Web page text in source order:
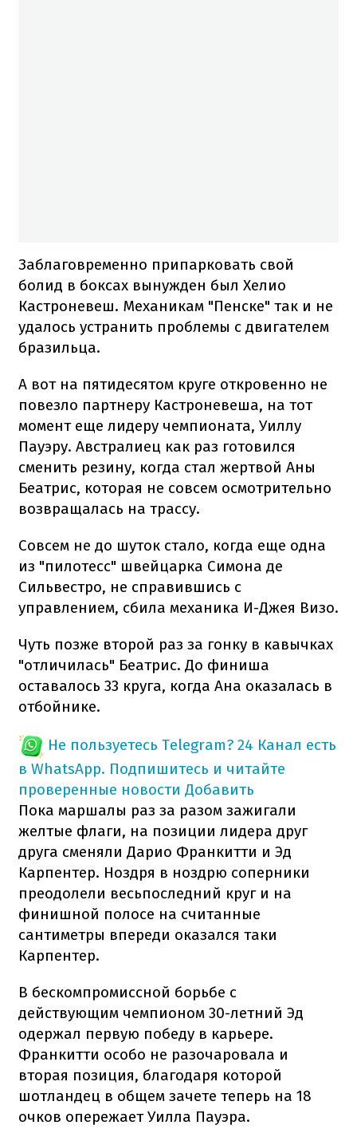
Заблаговременно припарковать свой
болид в боксах вынужден был Хелио
Кастроневеш. Механикам "Пенске" так и не
удалось устранить проблемы с двигателем
бразильца.
А вот на пятидесятом круге откровенно не
повезло партнеру Кастроневеша, на тот
момент еще лидеру чемпионата, Уиллу
Пауэру. Австралиец как раз готовился
сменить резину, когда стал жертвой Аны
Беатрис, которая не совсем осмотрительно
возвращалась на трассу.
Совсем не до шуток стало, когда еще одна
из "пилотесс" швейцарка Симона де
Сильвестро, не справившись с
управлением, сбила механика И-Джея Визо.
Чуть позже второй раз за гонку в кавычках
"отличилась" Беатрис. До финиша
оставалось 33 круга, когда Ана оказалась в
отбойнике.
Не пользуетесь Telegram? 24 Канал есть
в WhatsApp. Подпишитесь и читайте
проверенные новости Добавить
Пока маршалы раз за разом зажигали
желтые флаги, на позиции лидера друг
друга сменяли Дарио Франкитти и Эд
Карпентер. Ноздря в ноздрю соперники
преодолели весьпоследний круг и на
финишной полосе на считанные
сантиметры впереди оказался таки
Карпентер.
В бескомпромиссной борьбе с
действующим чемпионом 30-летний Эд
одержал первую победу в карьере.
Франкитти особо не разочаровала и
вторая позиция, благодаря которой
шотландец в общем зачете теперь на 18
очков опережает Уилла Пауэра.